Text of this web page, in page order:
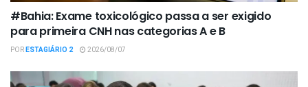
#Bahia: Exame toxicológico passa a ser exigido
para primeira CNH nas categorias A e B
PORESTAGIÁRIO 2 2026/08/07